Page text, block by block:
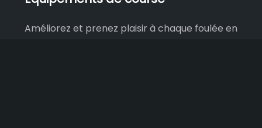
Améliorez et prenez plaisir à chaque foulée en